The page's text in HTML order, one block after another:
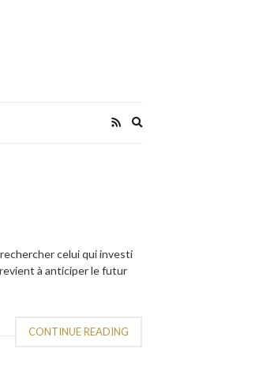
celui qui investi
à anticiper le futur
CONTINUE READING